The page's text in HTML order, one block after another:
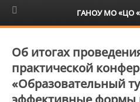
6+
Об итогах
практической
«Образовательный
ГАНОУ МО «ЦО